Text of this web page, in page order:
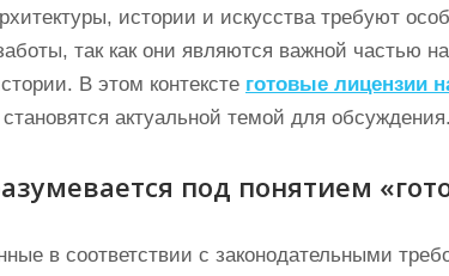
истории и искусства требуют
так как они являются важной частью
В этом контексте готовые лицензии
становятся актуальной темой для обсуждения.
под понятием
в соответствии с законодательными